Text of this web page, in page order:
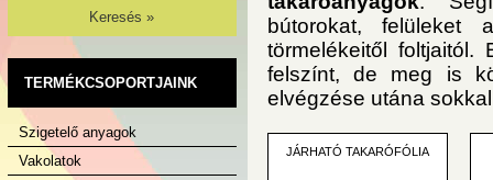
Keresés »
TERMÉKCSOPORTJAINK
Szigetelő anyagok
Vakolatok
bútorokat, felüleket
törmelékeitől
felszínt, de meg is
elvégzése utána
JÁRHATÓ TAKARÓFÓLIA